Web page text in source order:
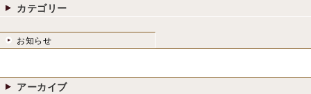
カテゴリー
お知らせ
アーカイブ